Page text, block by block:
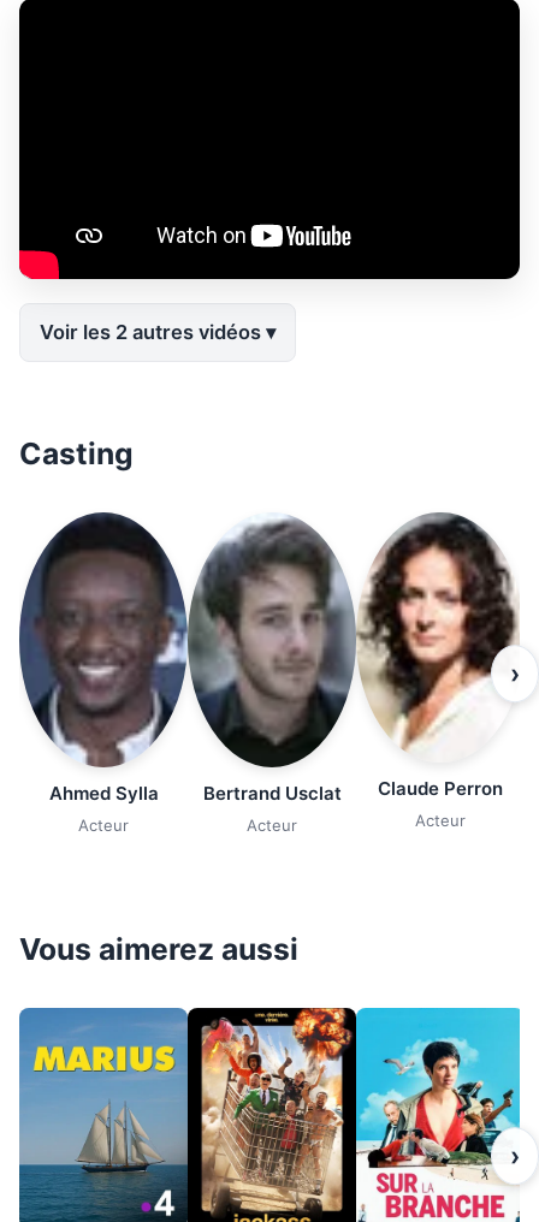
Voir les 2 autres vidéos
Casting
Ahmed Sylla
Acteur
Bertrand Usclat
Acteur
Claude Perron
Acteur
›
Vous aimerez aussi
›